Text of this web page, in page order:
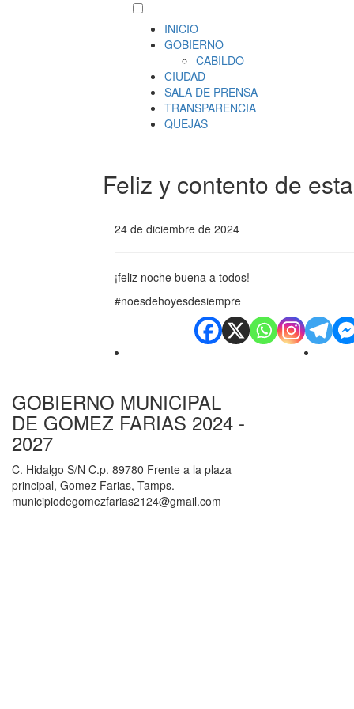
INICIO
GOBIERNO
CABILDO
CIUDAD
SALA DE PRENSA
TRANSPARENCIA
QUEJAS
Feliz y contento de
24 de diciembre de 2024
¡feliz noche buena a todos!
#noesdehoyesdesiempre
GOBIERNO MUNICIPAL
DE GOMEZ FARIAS 2024 -
2027
C. Hidalgo S/N C.p. 89780 Frente a la plaza
principal, Gomez Farias, Tamps.
municipiodegomezfarias2124@gmail.com